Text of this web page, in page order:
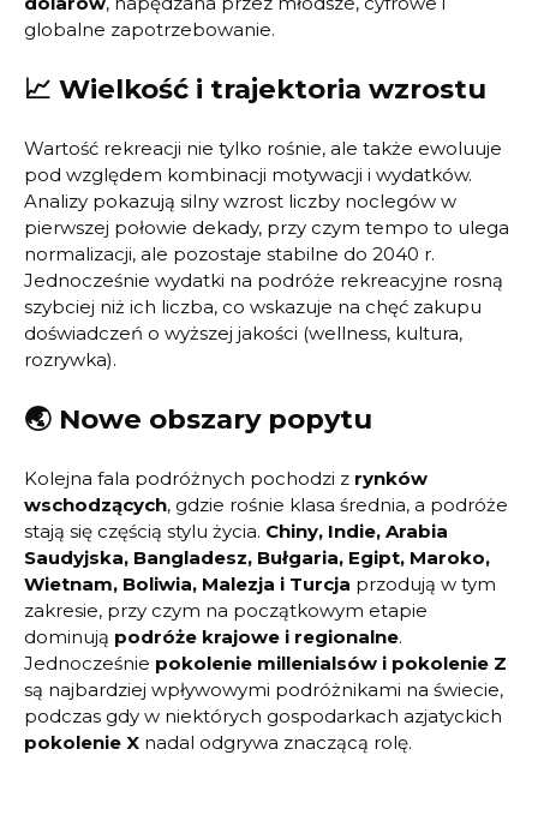
globalne zapotrzebowanie.
📈 Wielkość i trajektoria wzrostu
Wartość rekreacji nie tylko rośnie, ale także ewoluuje
pod względem kombinacji motywacji i wydatków.
Analizy pokazują silny wzrost liczby noclegów w
pierwszej połowie dekady, przy czym tempo to ulega
normalizacji, ale pozostaje stabilne do 2040 r.
Jednocześnie wydatki na podróże rekreacyjne rosną
szybciej niż ich liczba, co wskazuje na chęć zakupu
doświadczeń o wyższej jakości (wellness, kultura,
rozrywka).
🌏 Nowe obszary popytu
Kolejna fala podróżnych pochodzi z rynków
wschodzących, gdzie rośnie klasa średnia, a podróże
stają się częścią stylu życia. Chiny, Indie, Arabia
Saudyjska, Bangladesz, Bułgaria, Egipt, Maroko,
Wietnam, Boliwia, Malezja i Turcja przodują w tym
zakresie, przy czym na początkowym etapie
dominują podróże krajowe i regionalne.
Jednocześnie pokolenie millenialsów i pokolenie Z
są najbardziej wpływowymi podróżnikami na świecie,
podczas gdy w niektórych gospodarkach azjatyckich
pokolenie X nadal odgrywa znaczącą rolę.